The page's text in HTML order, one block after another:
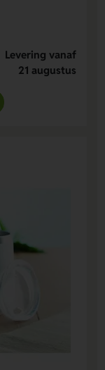
Levering vanaf
21 augustus